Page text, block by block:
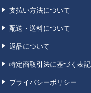
支払い方法について
配送・送料について
返品について
特定商取引法に基づく表記
プライバシーポリシー